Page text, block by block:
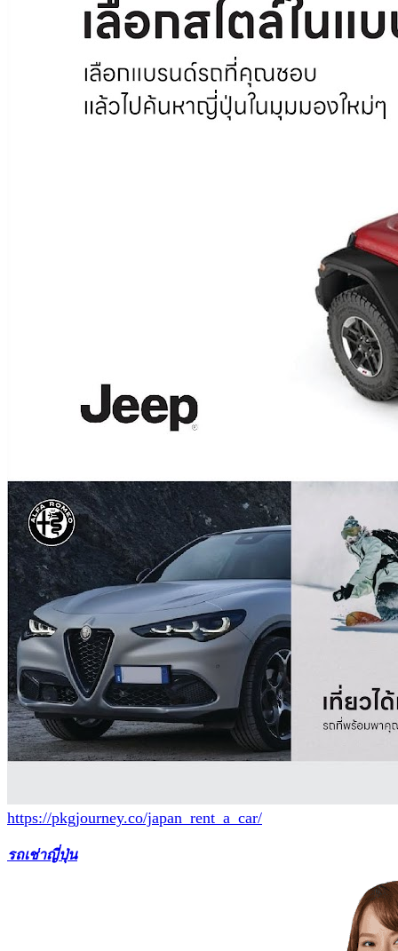
https://pkgjourney.co/japan_rent_a_car/
รถเช่าญี่ปุ่น